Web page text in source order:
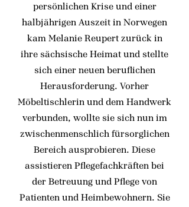
persönlichen Krise und einer
halbjährigen Auszeit in Norwegen
kam Melanie Reupert zurück in
ihre sächsische Heimat und stellte
sich einer neuen beruflichen
Herausforderung. Vorher
Möbeltischlerin und dem Handwerk
verbunden, wollte sie sich nun im
zwischenmenschlich fürsorglichen
Bereich ausprobieren. Diese
assistieren Pflegefachkräften bei
der Betreuung und Pflege von
Patienten und Heimbewohnern. Sie